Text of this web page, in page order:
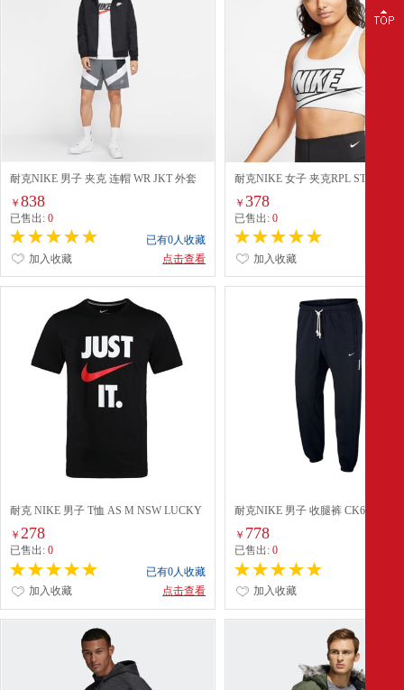
耐克NIKE 男子 夹克 连帽 WR JKT 外套
DC4113-010黑色L码
￥ 838
已售出: 0
已有0人收藏
点击查看
加入收藏
耐克NIKE 女子 夹克RPL STMNT
JKT HBR 外套 CZ8801-100白色M码
￥378
已售出:0
加入收藏
耐克 NIKE 男子 T恤 AS M NSW LUCKY
TEE 运动服 AQ5195-010 黑色 L码
￥ 278
已售出: 0
已有0人收藏
点击查看
加入收藏
耐克NIKE 男子 收腿裤 CK6366-
XL码
￥ 778
已售出:0
加入收藏